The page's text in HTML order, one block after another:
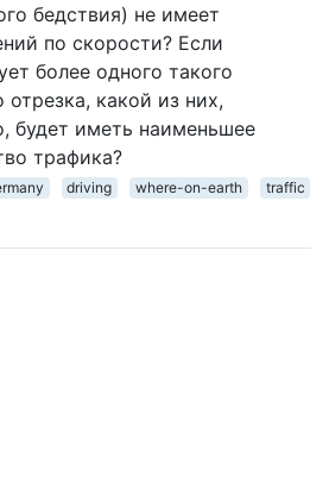
бедствия) не имеет
по скорости? Если
более одного такого
отрезка, какой из них,
будет иметь наименьшее
трафика?
driving where-on-earth traffic